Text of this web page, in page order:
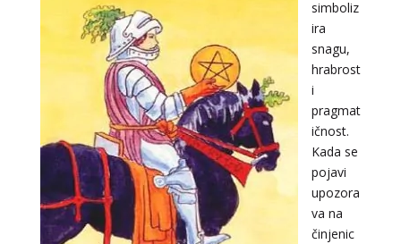
simboliz
ira
snagu,
hrabrost
i
pragmat
ičnost.
Kada se
pojavi
upozora
va na
činjenic